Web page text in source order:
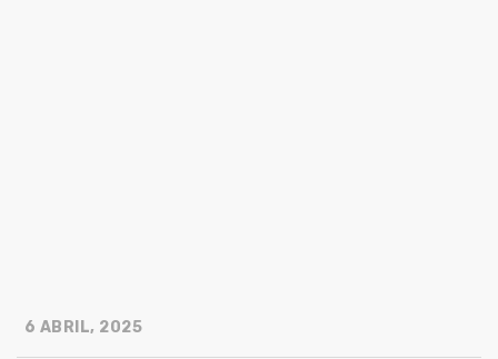
6 ABRIL, 2025